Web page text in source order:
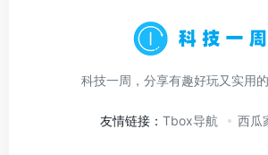
科技一周，分享有趣好玩又实用的
友情链接： Tbox导航 西瓜